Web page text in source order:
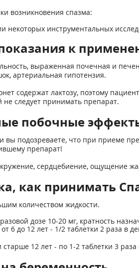
возникновения спазма:
некоторых инструментальных
к
выраженная почечная и
артериальная гипотензия.
содержат лактозу, поэтому
не следует принимать препарат.
побочные
подозреваете, что при приеме
препарат!
сердцебиение, ощущение
как принимать
количеством жидкости.
дозе 10-20 мг, кратность
6 до 12 лет - 1/2 таблетки 2 раза в
12 лет - по 1-2 таблетки 3